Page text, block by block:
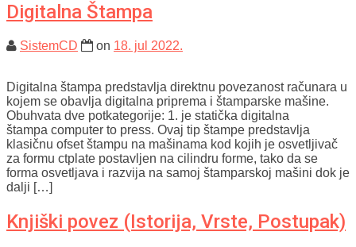
Digitalna Štampa
SistemCD on 18. jul 2022.
Digitalna štampa predstavlja direktnu povezanost računara u
kojem se obavlja digitalna priprema i štamparske mašine.
Obuhvata dve potkategorije: 1. je statička digitalna
štampa computer to press. Ovaj tip štampe predstavlja
klasičnu ofset štampu na mašinama kod kojih je osvetljivač
za formu ctplate postavljen na cilindru forme, tako da se
forma osvetljava i razvija na samoj štamparskoj mašini dok je
dalji […]
Knjiški povez (Istorija, Vrste, Postupak)